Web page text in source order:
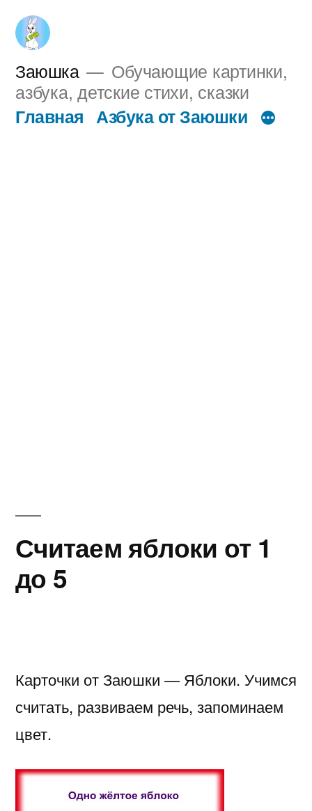
Перейти
содержимому
Заюшка
Обучающие картинки,
азбука, детские стихи, сказки
Главная Азбука от Заюшки
Считаем яблоки от 1
до 5
Карточки от Заюшки — Яблоки. Учимся
считать, развиваем речь, запоминаем
цвет.